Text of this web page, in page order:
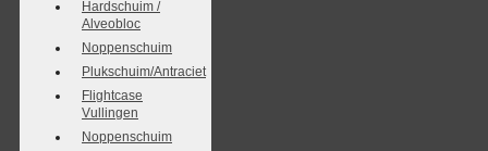
Hardschuim /
Alveobloc
Noppenschuim
Plukschuim/Antraciet
Flightcase
Vullingen
Noppenschuim